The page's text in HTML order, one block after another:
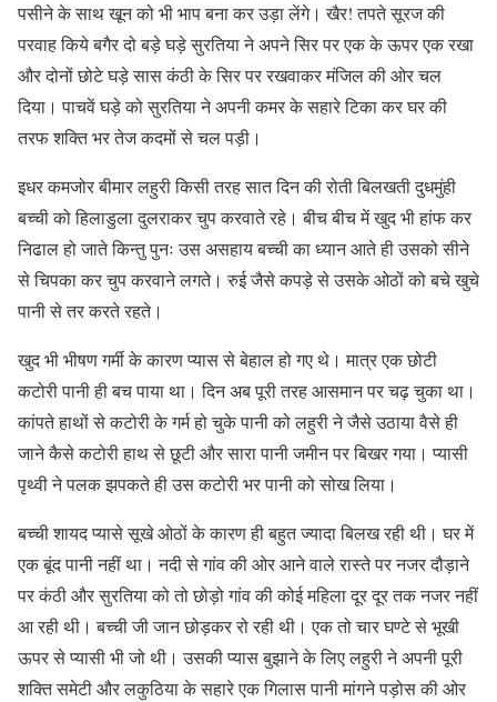
पसीने के साथ खून को भी भाप बना कर उड़ा लेंगे। खैर! तपते सूरज की
परवाह किये बगैर दो बड़े घड़े सुरतिया ने अपने सिर पर एक के ऊपर एक रखा
और दोनों छोटे घड़े सास कंठी के सिर पर रखवाकर मंजिल की ओर चल
दिया। पाचवें घड़े को सुरतिया ने अपनी कमर के सहारे टिका कर घर की
तरफ शक्ति भर तेज कदमों से चल पड़ी।
इधर कमजोर बीमार लहुरी किसी तरह सात दिन की रोती बिलखती दुधमुंही
बच्ची को हिलाडुला दुलराकर चुप करवाते रहे। बीच बीच में खुद भी हांफ कर
निढाल हो जाते किन्तु पुनः उस असहाय बच्ची का ध्यान आते ही उसको सीने
से चिपका कर चुप करवाने लगते। रुई जैसे कपड़े से उसके ओठों को बचे खुचे
पानी से तर करते रहते।
खुद भी भीषण गर्मी के कारण प्यास से बेहाल हो गए थे। मात्र एक छोटी
कटोरी पानी ही बच पाया था। दिन अब पूरी तरह आसमान पर चढ़ चुका था।
कांपते हाथों से कटोरी के गर्म हो चुके पानी को लहुरी ने जैसे उठाया वैसे ही
जाने कैसे कटोरी हाथ से छूटी और सारा पानी जमीन पर बिखर गया। प्यासी
पृथ्वी ने पलक झपकते ही उस कटोरी भर पानी को सोख लिया।
बच्ची शायद प्यासे सूखे ओठों के कारण ही बहुत ज्यादा बिलख रही थी। घर में
एक बूंद पानी नहीं था। नदी से गांव की ओर आने वाले रास्ते पर नजर दौड़ाने
पर कंठी और सुरतिया को तो छोड़ो गांव की कोई महिला दूर दूर तक नजर नहीं
आ रही थी। बच्ची जी जान छोड़कर रो रही थी। एक तो चार घण्टे से भूखी
ऊपर से प्यासी भी जो थी। उसकी प्यास बुझाने के लिए लहुरी ने अपनी पूरी
शक्ति समेटी और लकुठिया के सहारे एक गिलास पानी मांगने पड़ोस की ओर